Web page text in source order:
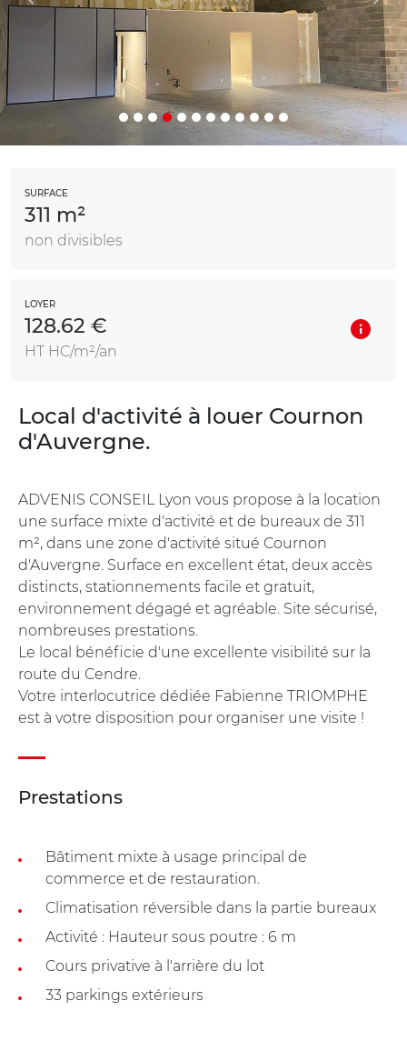
SURFACE
311 m²
non divisibles
LOYER
128.62 €
HT HC/m²/an
Local d'activité à louer Cournon
d'Auvergne.
ADVENIS CONSEIL Lyon vous propose à la location
une surface mixte d'activité et de bureaux de 311
m², dans une zone d'activité situé Cournon
d'Auvergne. Surface en excellent état, deux accès
distincts, stationnements facile et gratuit,
environnement dégagé et agréable. Site sécurisé,
nombreuses prestations.
Le local bénéficie d'une excellente visibilité sur la
route du Cendre.
Votre interlocutrice dédiée Fabienne TRIOMPHE
est à votre disposition pour organiser une visite !
Prestations
Bâtiment mixte à usage principal de
commerce et de restauration.
Climatisation réversible dans la partie bureaux
Activité : Hauteur sous poutre : 6 m
Cours privative à l'arrière du lot
33 parkings extérieurs